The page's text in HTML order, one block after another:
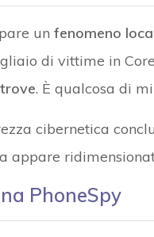
un fenomeno
di vittime in
. È qualcosa di
cibernetica
appare
PhoneSpy